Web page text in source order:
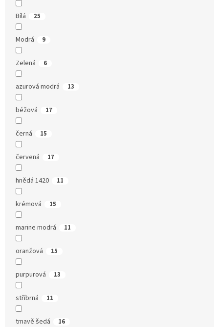
Bílá 25
Modrá 9
Zelená 6
azurová modrá 13
béžová 17
černá 15
červená 17
hnědá 1420 11
krémová 15
marine modrá 11
oranžová 15
purpurová 13
stříbrná 11
tmavě šedá 16